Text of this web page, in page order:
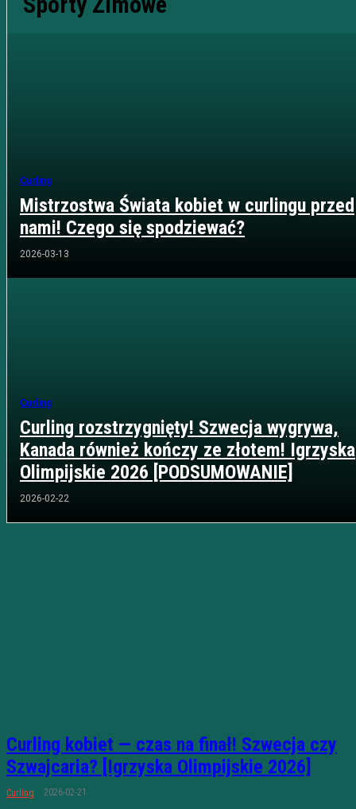
Curling
Mistrzostwa Świata kobiet w curlingu przed
nami! Czego się spodziewać?
2026-03-13
Curling
Curling rozstrzygnięty! Szwecja wygrywa,
Kanada również kończy ze złotem! Igrzyska
Olimpijskie 2026 [PODSUMOWANIE]
2026-02-22
Curling kobiet — czas na finał! Szwecja czy
Szwajcaria? [Igrzyska Olimpijskie 2026]
Curling 2026-02-21